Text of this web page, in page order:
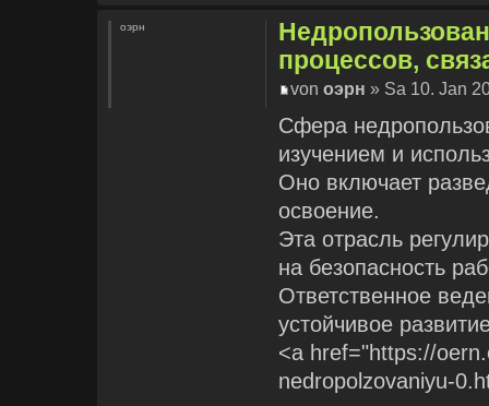
процессов,
vonоэрн » Sa 10. Jan
Сфера
изучением и
Оно включает
освоение.
Эта отрасль
на безопасность
Ответственное
устойчивое
<a href="https://
nedropolzovaniyu-
оэрн